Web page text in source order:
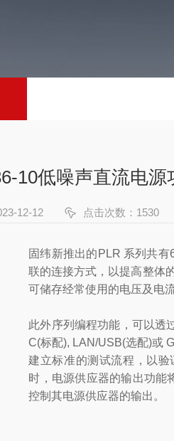
10低噪声直流电源
12-12 点击次数：1530
固纬新推出的PLR 系列共
联的连接方式，以提高整体
可储存经常使用的电压及电
此外序列编程功能，可以透
C(标配), LAN/USB(选配)或
建立标准的测试流程，以
时，电源供应器的输出功能
控制其电源供应器的输出。